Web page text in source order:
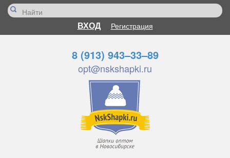
ВХОД Регистрация
8 (913) 943–33–89
opt@nskshapki.ru